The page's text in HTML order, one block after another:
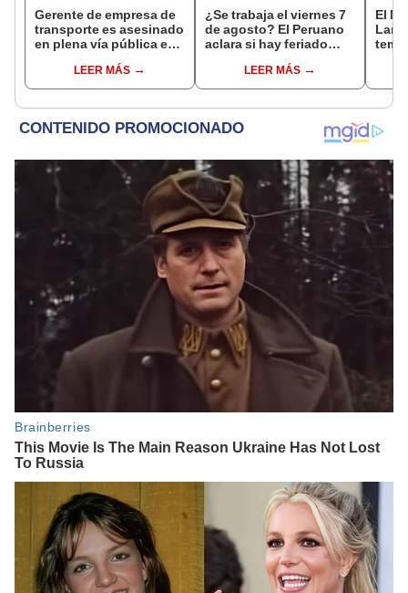
Gerente de empresa de
transporte es asesinado
en plena vía pública en
sobrevivió al ataque
LEER MÁS
¿Se trabaja el viernes 7
de agosto? El Peruano
aclara si hay feriado
del 6 de agosto
LEER MÁS
El
palta